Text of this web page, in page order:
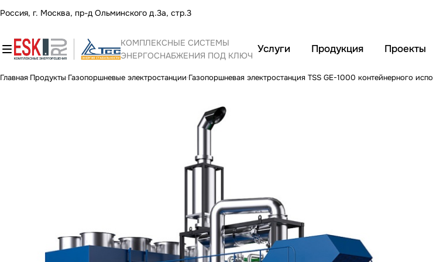
Россия, г. Москва, пр-д Ольминского д.3а, стр.3
КОМПЛЕКСНЫЕ СИСТЕМЫ
ЭНЕРГОСНАБЖЕНИЯ ПОД КЛЮЧ
Услуги Продукция Проекты
Главная Продукты Газопоршневые электростанции Газопоршневая электростанция TSS GE-1000 контейнерного